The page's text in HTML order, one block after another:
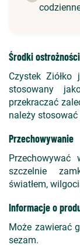
Środki ostrożności
Czystek
stosowany
przekraczać
należy
Przechowywanie
szczelnie
światłem,
Informacje o
Może zawierać
sezam.